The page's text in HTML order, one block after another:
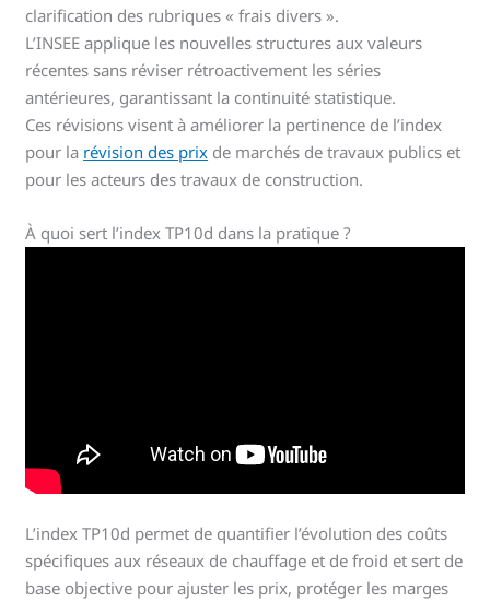
clarification des rubriques « frais divers ».
L’INSEE applique les nouvelles structures aux valeurs
récentes sans réviser rétroactivement les séries
antérieures, garantissant la continuité statistique.
Ces révisions visent à améliorer la pertinence de l’index
pour la révision des prix de marchés de travaux publics et
pour les acteurs des travaux de construction.
À quoi sert l’index TP10d dans la pratique ?
L’index TP10d permet de quantifier l’évolution des coûts
spécifiques aux réseaux de chauffage et de froid et sert de
base objective pour ajuster les prix, protéger les marges